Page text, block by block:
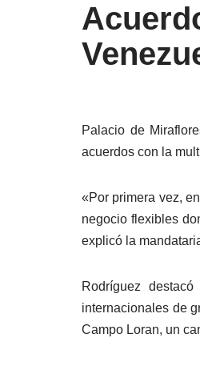
Palacio de
acuerdos con la
«Por primera vez,
negocio flexibles
explicó la
Rodríguez
internacionales de
Campo Loran, un